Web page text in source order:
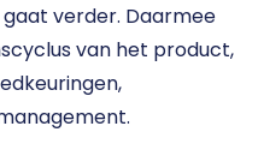
verder. Daarmee
van het product,